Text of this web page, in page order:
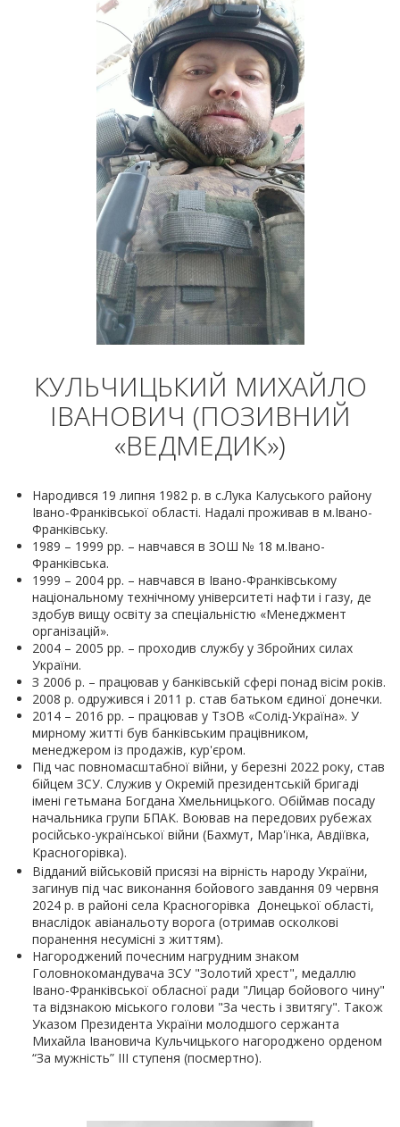
КУЛЬЧИЦЬКИЙ МИХАЙЛО
ІВАНОВИЧ (ПОЗИВНИЙ
«ВЕДМЕДИК»)
Народився 19 липня 1982 р. в с.Лука Калуського району
Івано-Франківської області. Надалі проживав в м.Івано-
Франківську.
1989 – 1999 рр. – навчався в ЗОШ № 18 м.Івано-
Франківська.
1999 – 2004 рр. – навчався в Івано-Франківському
національному технічному університеті нафти і газу, де
здобув вищу освіту за спеціальністю «Менеджмент
організацій».
2004 – 2005 рр. – проходив службу у Збройних силах
України.
З 2006 р. – працював у банківській сфері понад вісім років.
2008 р. одружився і 2011 р. став батьком єдиної донечки.
2014 – 2016 рр. – працював у ТзОВ «Солід-Україна». У
мирному житті був банківським працівником,
менеджером із продажів, кур'єром.
Під час повномасштабної війни, у березні 2022 року, став
бійцем ЗСУ. Служив у Окремій президентській бригаді
імені гетьмана Богдана Хмельницького. Обіймав посаду
начальника групи БПАК. Воював на передових рубежах
російсько-української війни (Бахмут, Мар'їнка, Авдіївка,
Красногорівка).
Відданий військовій присязі на вірність народу України,
загинув під час виконання бойового завдання 09 червня
2024 р. в районі села Красногорівка Донецької області,
внаслідок авіанальоту ворога (отримав осколкові
поранення несуміcні з життям).
Нагороджений почесним нагрудним знаком
Головнокомандувача ЗСУ "Золотий хрест", медаллю
Івано-Франківської обласної ради "Лицар бойового чину"
та відзнакою міського голови "За честь і звитягу". Також
Указом Президента України молодшого сержанта
Михайла Івановича Кульчицького нагороджено орденом
“За мужність” ІІІ ступеня (посмертно).